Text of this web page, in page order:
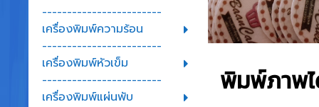
------------------------
เครื่องพิมพ์ความร้อน
------------------------
เครื่องพิมพ์หัวเข็ม
------------------------
เครื่องพิมพ์แผ่นพับ
พิมพ์ภาพไ